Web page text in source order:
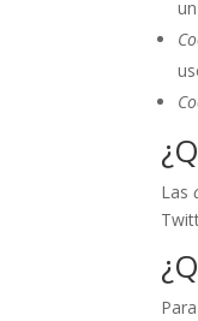
Las